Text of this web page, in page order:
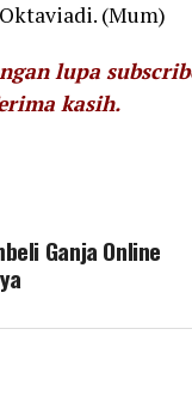
(Mum)
lupa
kasih.
Ganja Online